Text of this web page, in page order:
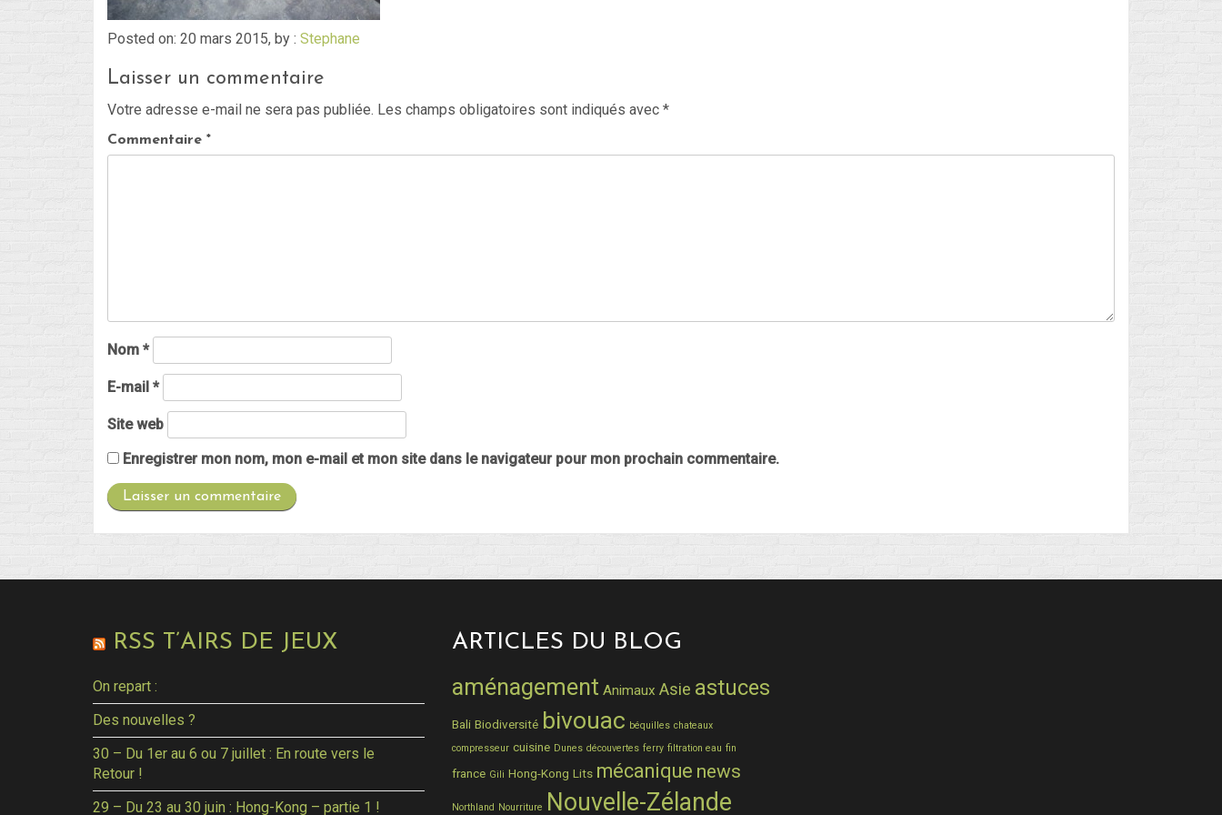
Posted on: 20 mars 2015, by : Stephane
Laisser un commentaire
Votre adresse e-mail ne sera pas publiée. Les champs obligatoires sont indiqués avec *
Commentaire *
Nom *
E-mail *
Site web
Enregistrer mon nom, mon e-mail et mon site dans le navigateur pour mon prochain commentaire.
RSS T’AIRS DE JEUX
On repart :
Des nouvelles ?
30 – Du 1er au 6 ou 7 juillet : En route vers le
Retour !
29 – Du 23 au 30 juin : Hong-Kong – partie 1 !
ARTICLES DU BLOG
aménagement Animaux Asie astuces
Bali Biodiversité bivouac béquilles chateaux
compresseur cuisine Dunes découvertes ferry filtration eau fin
france Gili Hong-Kong Lits mécanique news
Northland Nourriture Nouvelle-Zélande